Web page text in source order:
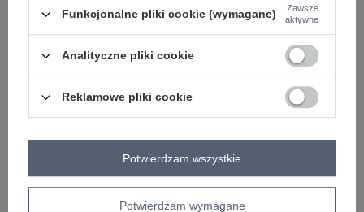
ZALOGUJ SIĘ I ZOBACZ CENĘ
Masz pytanie? Chętnie pomożemy.
Zadzwoń+48 601 547 740 Zadaj pytanie
skład materiału : 90% bawełna , 10% elastan
RV-SK-A1088.29
Marka
RUE PARIS
sukienka letnia
Funkcjonalne pliki cookie (wymagane)
Zawsze
aktywne
Analityczne pliki cookie
Reklamowe pliki cookie
Potwierdzam wymagane
Potwierdzam wszystkie